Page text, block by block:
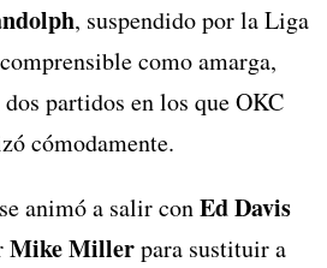
, suspendido por la Liga
como amarga,
partidos en los que OKC
cómodamente.
animó a salir conEd Davis
Mike Millerpara sustituir a